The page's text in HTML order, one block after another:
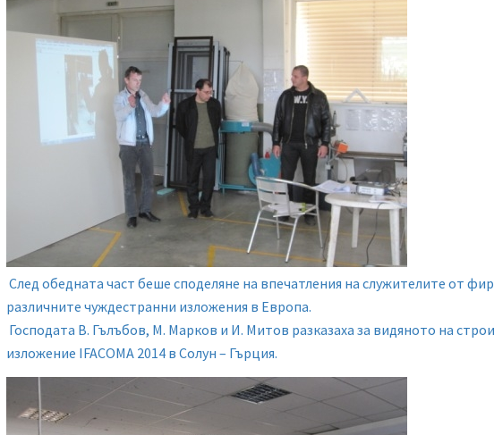
След обедната част беше споделяне на впечатления на служителите от
различните чуждестранни изложения в Европа.
Господата В. Гълъбов, М. Марков и И. Митов разказаха за видяното на
изложение IFACOMA 2014 в Солун – Гърция.